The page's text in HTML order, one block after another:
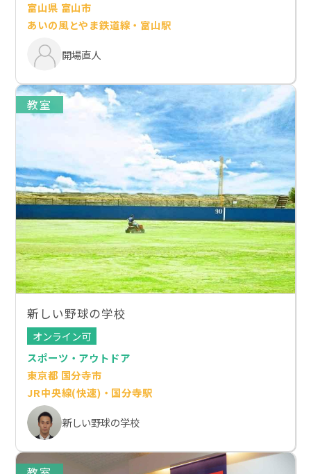
富山県 富山市
あいの風とやま鉄道線・富山駅
開場直人
教室
新しい野球の学校
オンライン可
スポーツ・アウトドア
東京都 国分寺市
JR中央線(快速)・国分寺駅
新しい野球の学校